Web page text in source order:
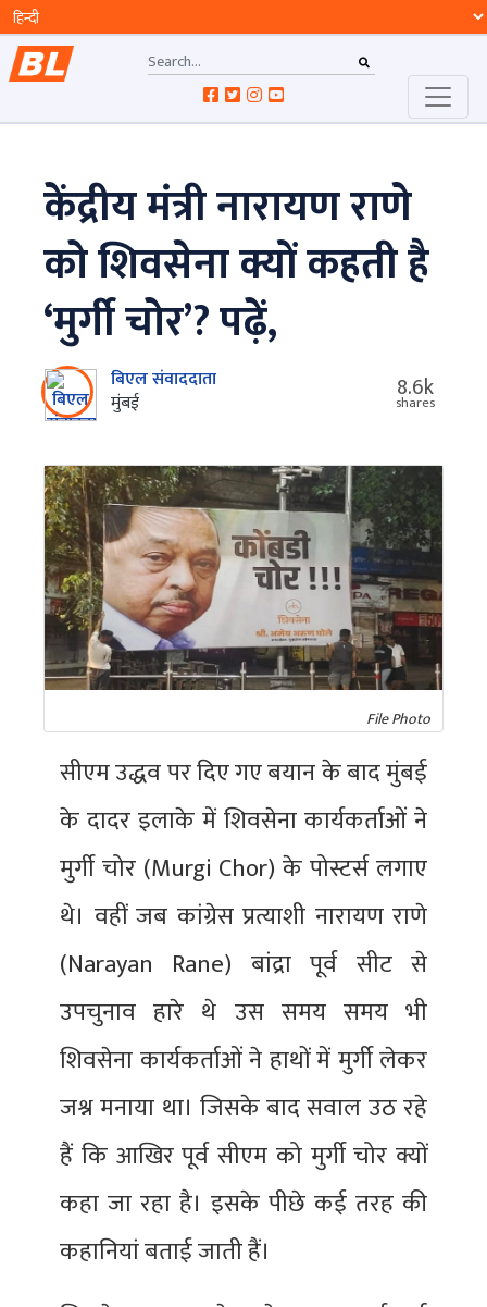
केंद्रीय मंत्री नारायण राणे
को शिवसेना क्यों कहती है
‘मुर्गी चोर’? पढ़ें,
बिएल संवाददाता
मुंबई
8.6k
shares
File Photo
सीएम उद्धव पर दिए गए बयान के बाद मुंबई
के दादर इलाके में शिवसेना कार्यकर्ताओं ने
मुर्गी चोर (Murgi Chor) के पोस्टर्स लगाए
थे। वहीं जब कांग्रेस प्रत्याशी नारायण राणे
(Narayan Rane) बांद्रा पूर्व सीट से
उपचुनाव हारे थे उस समय समय भी
शिवसेना कार्यकर्ताओं ने हाथों में मुर्गी लेकर
जश्न मनाया था। जिसके बाद सवाल उठ रहे
हैं कि आखिर पूर्व सीएम को मुर्गी चोर क्यों
कहा जा रहा है। इसके पीछे कई तरह की
कहानियां बताई जाती हैं।